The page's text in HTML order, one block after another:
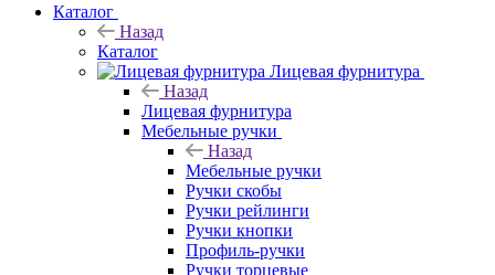
Каталог
Назад
Каталог
Лицевая фурнитура
Назад
Лицевая фурнитура
Мебельные ручки
Назад
Мебельные ручки
Ручки скобы
Ручки рейлинги
Ручки кнопки
Профиль-ручки
Ручки торцевые